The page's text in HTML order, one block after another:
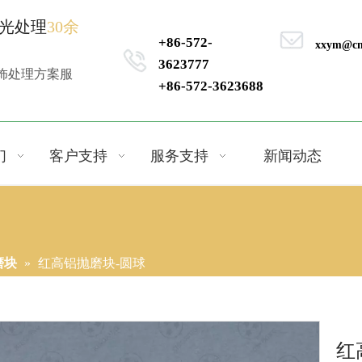
处理30余
处理方案服
+86-572-
3623777
+86-572-3623688
客户支持 服务支持 新闻动态
块 » 红高铝抛磨块-圆球
红